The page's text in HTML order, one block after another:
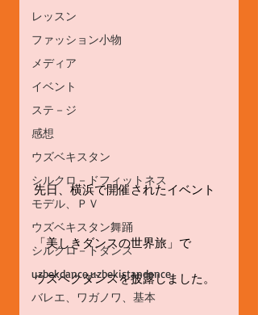
レッスン
ファッション小物
メディア
イベント
ステ－ジ
感想
ウズベキスタン
シルクロ－ドフィットネス
モデル、ＰＶ
ウズベキスタン舞踊
シルクロ－ドダンス
uzbekdance,uzbekistandance
バレエ、ワガノワ、基本
先日、横浜で開催されたイベント
「美しきダンスの世界旅」で
ウズベクダンスを披露しました。